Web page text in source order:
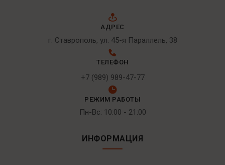
АДРЕС
г. Ставрополь, ул. 45-я Параллель, 38
ТЕЛЕФОН
+7 (989) 989-47-77
РЕЖИМ РАБОТЫ
Пн-Вс: 10:00 - 21:00
ИНФОРМАЦИЯ